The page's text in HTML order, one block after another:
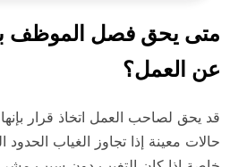
متى يحق فصل الموظف
عن العمل؟
قد يحق لصاحب العمل اتخاذ قرار
حالات معينة إذا تجاوز الغياب الحدود